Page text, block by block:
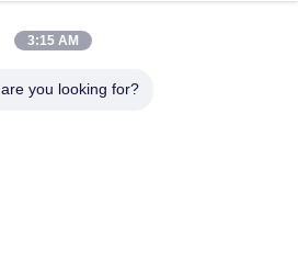
de hete Onderdompelings de
van Pool Tubulaire met
3:15 AM
you looking for?